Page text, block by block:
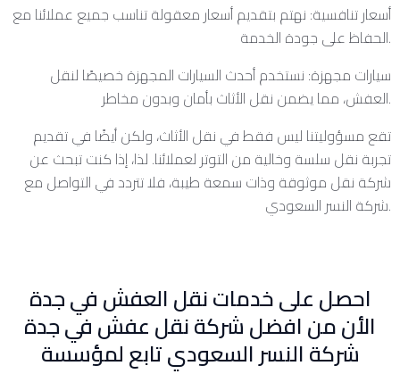
أسعار تنافسية: نهتم بتقديم أسعار معقولة تناسب جميع عملائنا مع
الحفاظ على جودة الخدمة.
سيارات مجهزة: نستخدم أحدث السيارات المجهزة خصيصًا لنقل
العفش، مما يضمن نقل الأثاث بأمان وبدون مخاطر.
تقع مسؤوليتنا ليس فقط في نقل الأثاث، ولكن أيضًا في تقديم
تجربة نقل سلسة وخالية من التوتر لعملائنا. لذا، إذا كنت تبحث عن
شركة نقل موثوقة وذات سمعة طيبة، فلا تتردد في التواصل مع
شركة النسر السعودي.
احصل على خدمات نقل العفش في جدة
الأن من افضل شركة نقل عفش في جدة
شركة النسر السعودي تابع لمؤسسة